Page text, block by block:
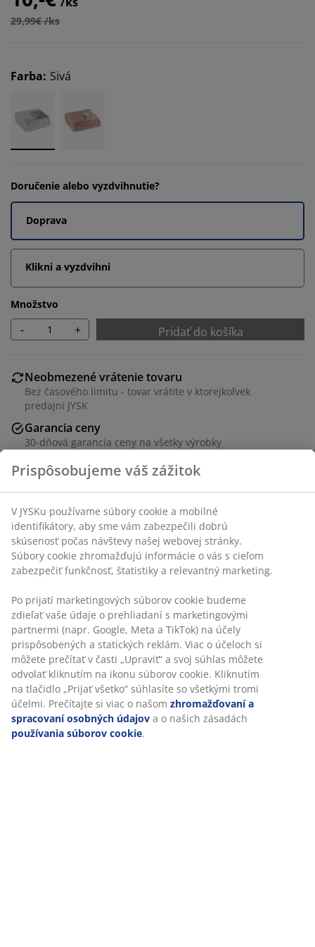
29,99€ /ks
Farba: Sivá
Doručenie alebo vyzdvihnutie?
Doprava
Klikni a vyzdvihni
Množstvo
- + Pridať do košíka
Neobmezené vrátenie tovaru
Bez časového limitu - tovar vrátite v ktorejkoľvek
predajni JYSK
Garancia ceny
30-dňová garancia ceny na všetky výrobky
Flexibilné možnosti doručenia
Rýchle a jednoduché doručenie podľa vášho výberu
SKU: 4539042
Špecifikácie
Hodnotenia
(37)
Doprava
Prispôsobujeme váš zážitok
V JYSKu používame súbory cookie a mobilné identifikátory, aby
vám zabezpečili dobrú skúsenosť počas návštevy našej webovej
stránky. Súbory cookie zhromažďujú informácie o vás s cieľom